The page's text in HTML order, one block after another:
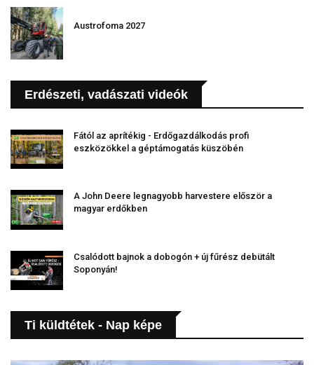
Austrofoma 2027
Erdészeti, vadászati videók
Fától az aprítékig - Erdőgazdálkodás profi
eszközökkel a géptámogatás küszöbén
A John Deere legnagyobb harvestere először a
magyar erdőkben
Csalódott bajnok a dobogón + új fűrész debütált
Soponyán!
Ti küldtétek - Nap képe